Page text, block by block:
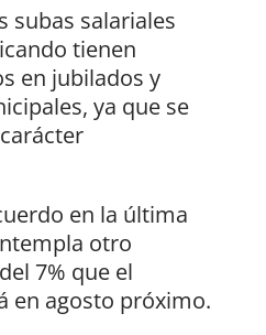
subas salariales
tienen
en jubilados y
ya que se
en la última
otro
7% que el
en agosto próximo.